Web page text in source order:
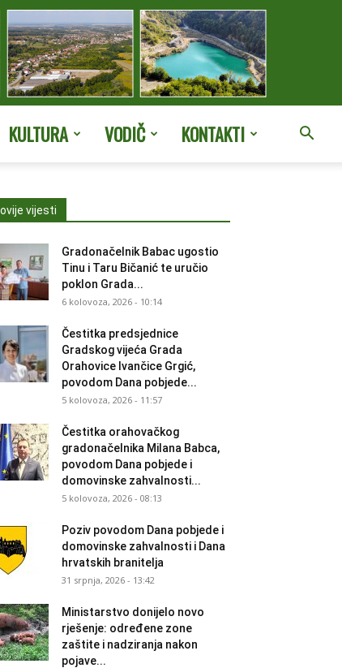
KULTURA VODIČ KONTAKTI
vijesti
Gradonačelnik Babac ugostio
Tinu i Taru Bičanić te uručio
poklon Grada...
6 kolovoza, 2026 - 10:14
Čestitka predsjednice
Gradskog vijeća Grada
Orahovice Ivančice Grgić,
povodom Dana pobjede...
5 kolovoza, 2026 - 11:57
Čestitka orahovačkog
gradonačelnika Milana Babca,
povodom Dana pobjede i
domovinske zahvalnosti...
5 kolovoza, 2026 - 08:13
Poziv povodom Dana pobjede i
domovinske zahvalnosti i Dana
hrvatskih branitelja
31 srpnja, 2026 - 13:42
Ministarstvo donijelo novo
rješenje: određene zone
zaštite i nadziranja nakon
pojave...